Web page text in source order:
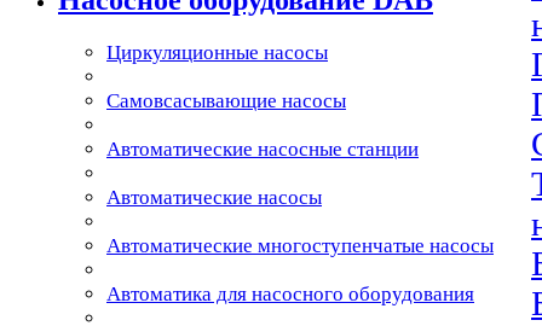
Циркуляционные насосы
Самовсасывающие насосы
Автоматические насосные станции
Автоматические насосы
Автоматические многоступенчатые насосы
Автоматика для насосного оборудования